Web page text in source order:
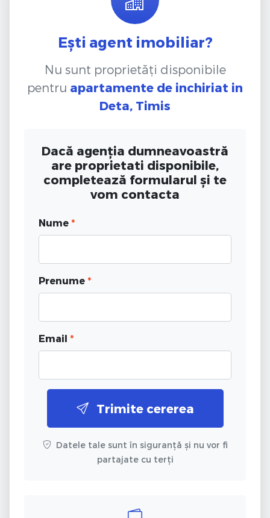
Ești agent imobiliar?
Nu sunt proprietăți disponibile
pentru apartamente de inchiriat in
Deta, Timis
Dacă agenția dumneavoastră
are proprietati disponibile,
completează formularul și te
vom contacta
Nume *
Prenume *
Email *
Trimite cererea
Datele tale sunt în siguranță și nu vor fi
partajate cu terți